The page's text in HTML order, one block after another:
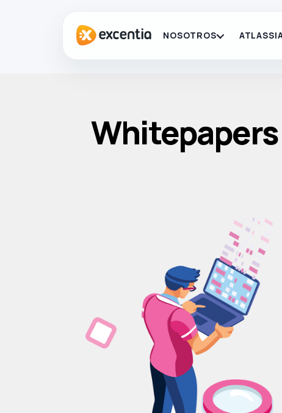
NOSOTROS
Whitepapers